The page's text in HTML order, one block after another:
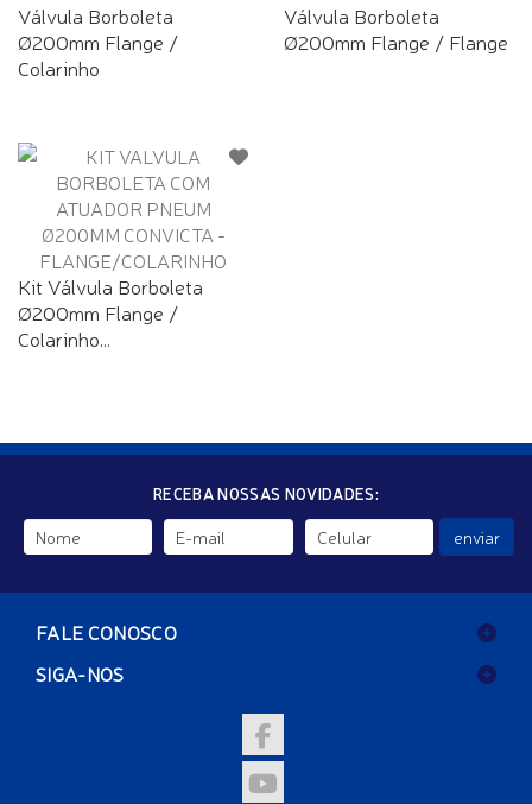
Válvula Borboleta
Ø200mm Flange /
Colarinho
Válvula Borboleta
Ø200mm Flange / Flange
Kit Válvula Borboleta
Ø200mm Flange /
Colarinho...
RECEBA NOSSAS NOVIDADES:
enviar
FALE CONOSCO
SIGA-NOS